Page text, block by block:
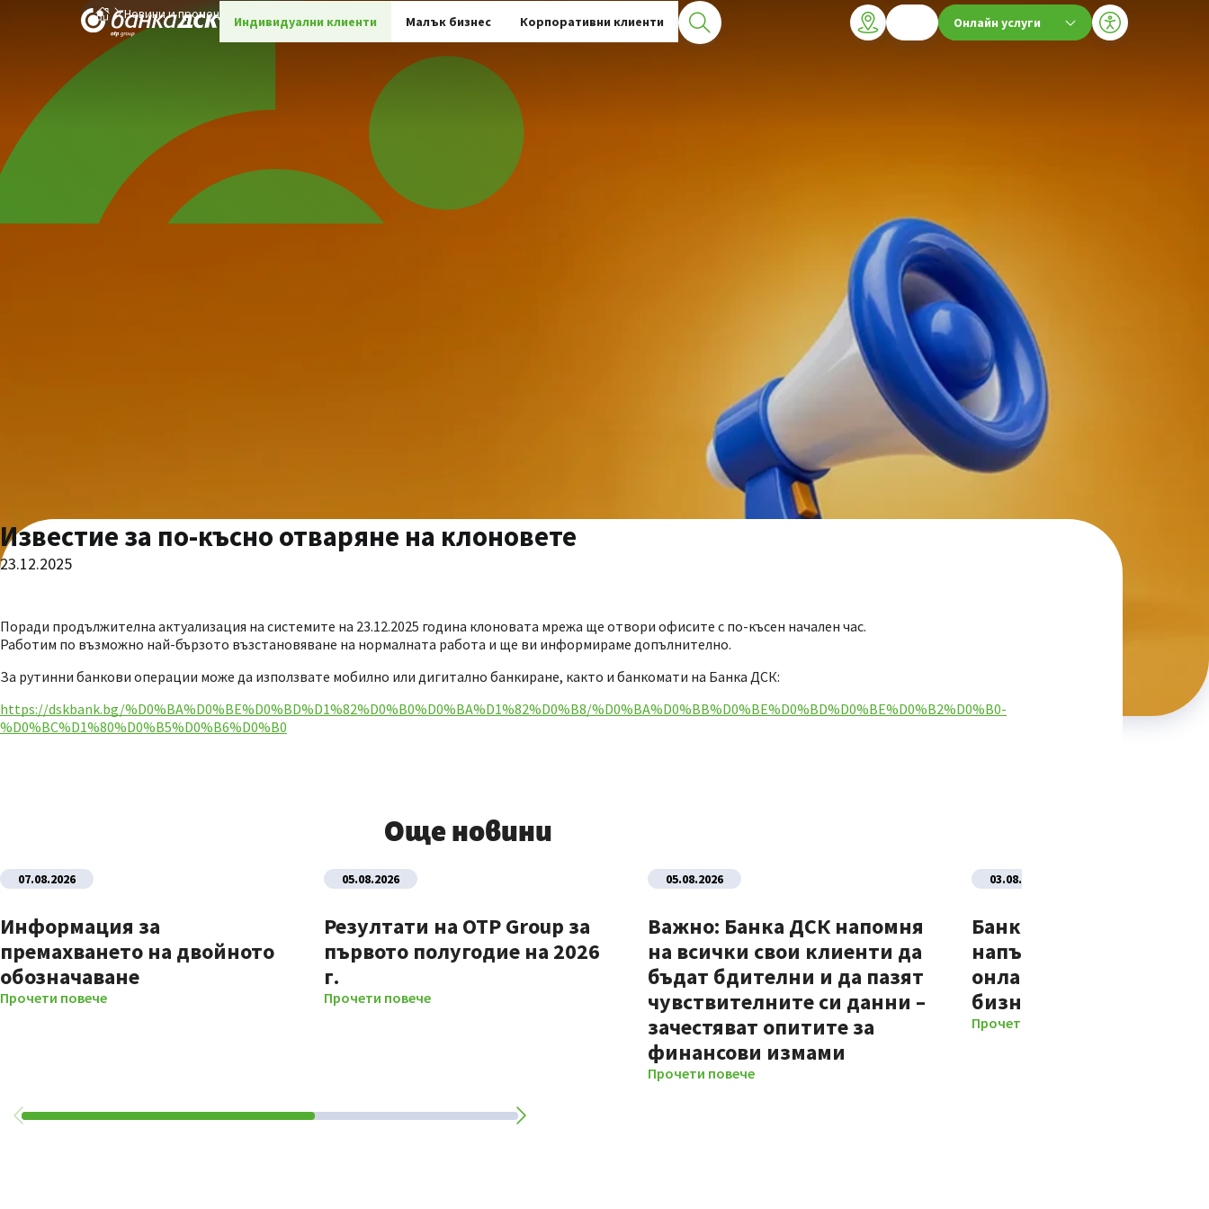
Индивидуални клиенти Малък бизнес Корпоративни клиенти Онлайн услуги
Новини и промоции
Известие за по-късно отваряне на клоновете
23.12.2025
Поради продължителна актуализация на системите на 23.12.2025 година клоновата мрежа ще отвори офисите с по-късен начален час.
Работим по възможно най-бързото възстановяване на нормалната работа и ще ви информираме допълнително.
За рутинни банкови операции може да използвате мобилно или дигитално банкиране, както и банкомати на Банка ДСК:
https://dskbank.bg/%D0%BA%D0%BE%D0%BD%D1%82%D0%B0%D0%BA%D1%82%D0%B8/%D0%BA%D0%BB%D0%BE%D0%BD%D0%BE%D0%B2%D0%B0-
%D0%BC%D1%80%D0%B5%D0%B6%D0%B0
Още новини
07.08.2026
Информация за
премахването на двойното
обозначаване
Прочети повече
05.08.2026
Резултати на OTP Group за
първото полугодие на 2026
г.
Прочети повече
05.08.2026
Важно: Банка ДСК напомня
на всички свои клиенти да
бъдат бдителни и да пазят
чувствителните си данни –
зачестяват опитите за
финансови измами
Прочети повече
03.08.2026
Банка ДСК стартира
напълно
онлайн процес за нови
бизнес клиенти
Прочети повече